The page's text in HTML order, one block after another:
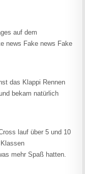
auf dem
news Fake news Fake
das Klappi Rennen
bekam natürlich
lauf über 5 und 10
mehr Spaß hatten.